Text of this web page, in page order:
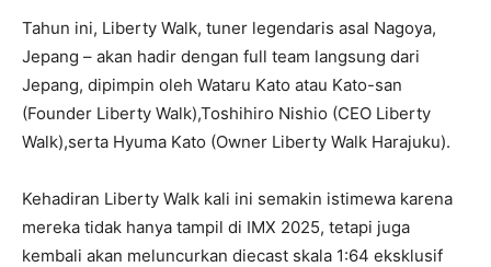
Tahun ini, Liberty Walk, tuner legendaris asal Nagoya,
Jepang – akan hadir dengan full team langsung dari
Jepang, dipimpin oleh Wataru Kato atau Kato-san
(Founder Liberty Walk),Toshihiro Nishio (CEO Liberty
Walk),serta Hyuma Kato (Owner Liberty Walk Harajuku).
Kehadiran Liberty Walk kali ini semakin istimewa karena
mereka tidak hanya tampil di IMX 2025, tetapi juga
kembali akan meluncurkan diecast skala 1:64 eksklusif